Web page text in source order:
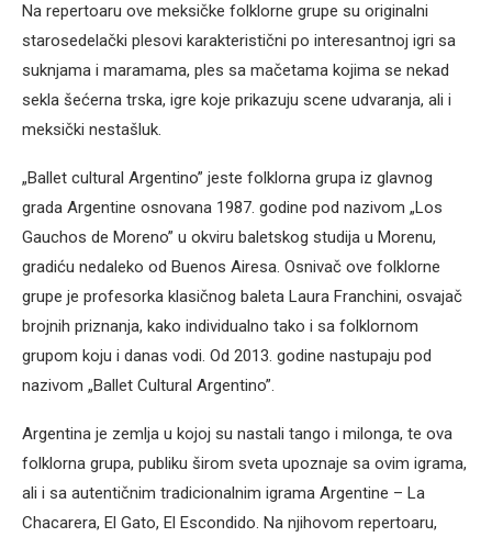
Na repertoaru ove meksičke folklorne grupe su originalni
starosedelački plesovi karakteristični po interesantnoj igri sa
suknjama i maramama, ples sa mačetama kojima se nekad
sekla šećerna trska, igre koje prikazuju scene udvaranja, ali i
meksički nestašluk.
„Ballet cultural Argentino” jeste folklorna grupa iz glavnog
grada Argentine osnovana 1987. godine pod nazivom „Los
Gauchos de Moreno” u okviru baletskog studija u Morenu,
gradiću nedaleko od Buenos Airesa. Osnivač ove folklorne
grupe je profesorka klasičnog baleta Laura Franchini, osvajač
brojnih priznanja, kako individualno tako i sa folklornom
grupom koju i danas vodi. Od 2013. godine nastupaju pod
nazivom „Ballet Cultural Argentino”.
Argentina je zemlja u kojoj su nastali tango i milonga, te ova
folklorna grupa, publiku širom sveta upoznaje sa ovim igrama,
ali i sa autentičnim tradicionalnim igrama Argentine – La
Chacarera, El Gato, El Escondido. Na njihovom repertoaru,